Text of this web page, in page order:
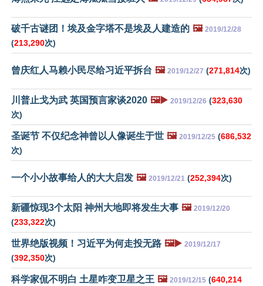
破千古谜团！埃及金字塔不是埃及人建造的 🖼️ 2019/12/28
(213,290次)
曾庆红人马赖小民尽给习近平拆台 🖼️ 2019/12/27 (271,814次)
川普止戈为武 英国预言家谈2020 🖼️▶️ 2019/12/26 (323,630
次)
圣诞节 不仅纪念神曾以人像诞生于世 🖼️ 2019/12/25 (686,532
次)
一个小小故事给人的大大启发 🖼️ 2019/12/21 (252,394次)
新疆惊现3个太阳 神州大地即将发生大事 🖼️ 2019/12/20
(233,322次)
世界绝版视频！习近平为何走投无路 🖼️▶️ 2019/12/17
(392,350次)
科学家侃不明白 土星咋变卫星之王 🖼️ 2019/12/15 (640,214